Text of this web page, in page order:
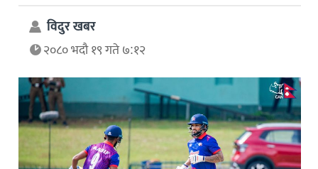
विदुर खबर
२०८० भदौ १९ गते ७:१२